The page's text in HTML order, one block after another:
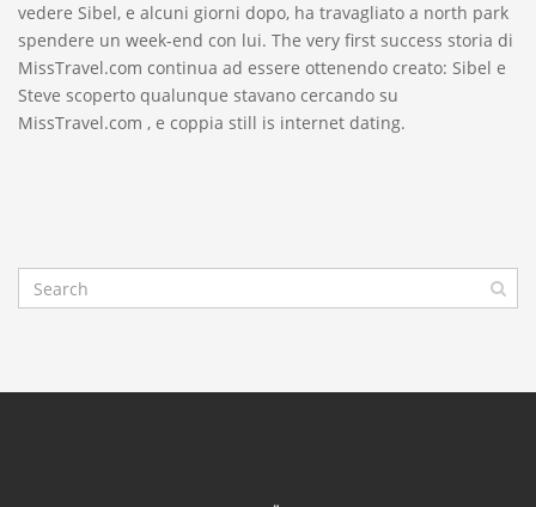
vedere Sibel, e alcuni giorni dopo, ha travagliato a north park
spendere un week-end con lui. The very first success storia di
MissTravel.com continua ad essere ottenendo creato: Sibel e
Steve scoperto qualunque stavano cercando su
MissTravel.com , e coppia still is internet dating.